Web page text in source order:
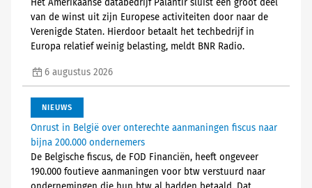
Het Amerikaanse databedrijf Palantir sluist een groot deel
van de winst uit zijn Europese activiteiten door naar de
Verenigde Staten. Hierdoor betaalt het techbedrijf in
Europa relatief weinig belasting, meldt BNR Radio.
6 augustus 2026
NIEUWS
Onrust in België over onterechte aanmaningen fiscus naar
bijna 200.000 ondernemers
De Belgische fiscus, de FOD Financiën, heeft ongeveer
190.000 foutieve aanmaningen voor btw verstuurd naar